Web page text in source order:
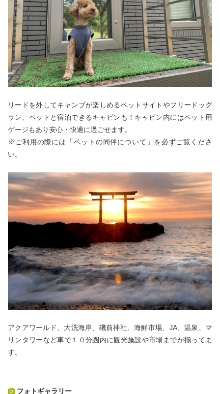
リードを外してキャンプが楽しめるペットサイトやフリードッグ
ラン、ペットと宿泊できるキャビンも！キャビン内にはペット用
ゲージもあり安心・快適に過ごせます。
※ご利用の際には「ペットの同伴について」を必ずご覧くださ
い。
アクアワールド、大洗海岸、磯前神社、海鮮市場、JA、温泉、マ
リンタワーなど車で１０分圏内に観光施設や市場までが揃ってま
す。
フォトギャラリー